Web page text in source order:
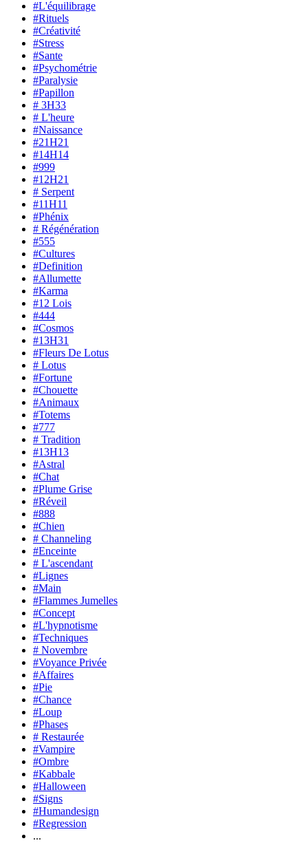
#L'équilibrage
#Rituels
#Créativité
#Stress
#Sante
#Psychométrie
#Paralysie
#Papillon
# 3H33
# L'heure
#Naissance
#21H21
#14H14
#999
#12H21
# Serpent
#11H11
#Phénix
# Régénération
#555
#Cultures
#Definition
#Allumette
#Karma
#12 Lois
#444
#Cosmos
#13H31
#Fleurs De Lotus
# Lotus
#Fortune
#Chouette
#Animaux
#Totems
#777
# Tradition
#13H13
#Astral
#Chat
#Plume Grise
#Réveil
#888
#Chien
# Channeling
#Enceinte
# L'ascendant
#Lignes
#Main
#Flammes Jumelles
#Concept
#L'hypnotisme
#Techniques
# Novembre
#Voyance Privée
#Affaires
#Pie
#Chance
#Loup
#Phases
# Restaurée
#Vampire
#Ombre
#Kabbale
#Halloween
#Signs
#Humandesign
#Regression
...